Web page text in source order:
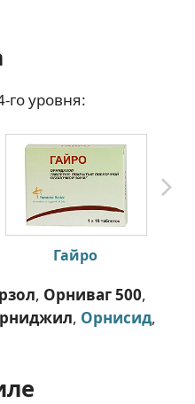
го уровня:
Гайро
, Орниваг 500,
, Орнисид,